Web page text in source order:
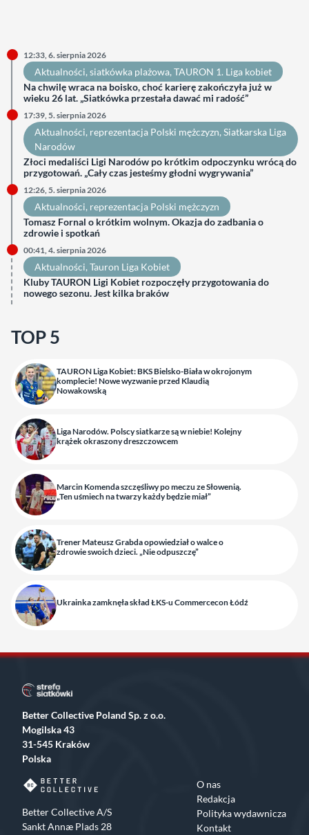
12:33, 6. sierpnia 2026
Aktualności, siatkówka plażowa, TAURON 1. Liga kobiet
Na chwilę wraca na boisko, choć karierę zakończyła już w
wieku 26 lat. „Siatkówka przestała dawać mi radość”
17:39, 5. sierpnia 2026
Aktualności, reprezentacja Polski mężczyzn, Siatkarska Liga
Narodów
Złoci medaliści Ligi Narodów po krótkim odpoczynku wrócą do
przygotowań. „Cały czas jesteśmy głodni wygrywania”
12:26, 5. sierpnia 2026
Aktualności, reprezentacja Polski mężczyzn
Tomasz Fornal o krótkim wolnym. Okazja do zadbania o
zdrowie i spotkań
00:41, 4. sierpnia 2026
Aktualności, Tauron Liga Kobiet
Kluby TAURON Ligi Kobiet rozpoczęły przygotowania do
nowego sezonu. Jest kilka braków
TOP 5
TAURON Liga Kobiet: BKS Bielsko-Biała w okrojonym
komplecie! Nowe wyzwanie przed Klaudią
Nowakowską
Liga Narodów. Polscy siatkarze są w niebie! Kolejny
krążek okraszony dreszczowcem
Marcin Komenda szczęśliwy po meczu ze Słowenią.
„Ten uśmiech na twarzy każdy będzie miał”
Trener Mateusz Grabda opowiedział o walce o
zdrowie swoich dzieci. „Nie odpuszczę”
Ukrainka zamknęła skład ŁKS-u Commercecon Łódź
Better Collective Poland Sp. z o.o.
Mogilska 43
31-545 Kraków
Polska
Better Collective A/S
Sankt Annæ Plads 28
O nas
Redakcja
Polityka wydawnicza
Kontakt